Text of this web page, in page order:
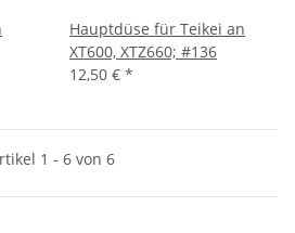
Hauptdüse für Teikei an
XT600, XTZ660; #136
12,50 € *
1 - 6 von 6